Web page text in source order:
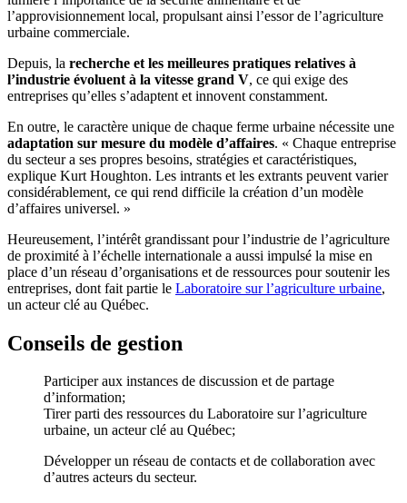
l’approvisionnement local, propulsant ainsi l’essor de l’agriculture
urbaine commerciale.
Depuis, la recherche et les meilleures pratiques relatives à
l’industrie évoluent à la vitesse grand V, ce qui exige des
entreprises qu’elles s’adaptent et innovent constamment.
En outre, le caractère unique de chaque ferme urbaine nécessite une
adaptation sur mesure du modèle d’affaires. « Chaque entreprise
du secteur a ses propres besoins, stratégies et caractéristiques,
explique Kurt Houghton. Les intrants et les extrants peuvent varier
considérablement, ce qui rend difficile la création d’un modèle
d’affaires universel. »
Heureusement, l’intérêt grandissant pour l’industrie de l’agriculture
de proximité à l’échelle internationale a aussi impulsé la mise en
place d’un réseau d’organisations et de ressources pour soutenir les
entreprises, dont fait partie le Laboratoire sur l’agriculture urbaine,
un acteur clé au Québec.
Conseils de gestion
Participer aux instances de discussion et de partage
d’information;
Tirer parti des ressources du Laboratoire sur l’agriculture
urbaine, un acteur clé au Québec;
Développer un réseau de contacts et de collaboration avec
d’autres acteurs du secteur.